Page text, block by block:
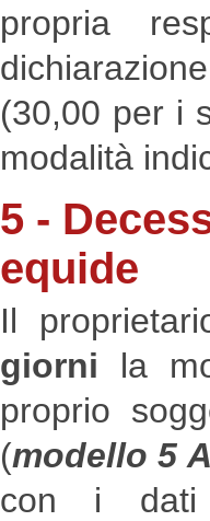
propria
(30,00 per i
modalità
5 -
equide
Il
giorni la
proprio
(modello 5
con i dati